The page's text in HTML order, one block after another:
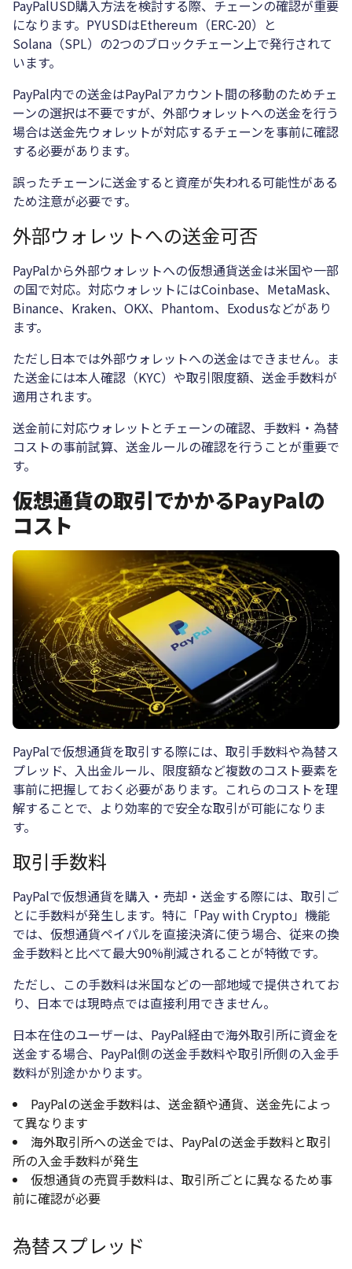
PayPalUSD購入方法を検討する際、チェーンの確認が重要
になります。PYUSDはEthereum（ERC-20）と
Solana（SPL）の2つのブロックチェーン上で発行されて
います。
PayPal内での送金はPayPalアカウント間の移動のためチェ
ーンの選択は不要ですが、外部ウォレットへの送金を行う
場合は送金先ウォレットが対応するチェーンを事前に確認
する必要があります。
誤ったチェーンに送金すると資産が失われる可能性がある
ため注意が必要です。
外部ウォレットへの送金可否
PayPalから外部ウォレットへの仮想通貨送金は米国や一部
の国で対応。対応ウォレットにはCoinbase、MetaMask、
Binance、Kraken、OKX、Phantom、Exodusなどがあり
ます。
ただし日本では外部ウォレットへの送金はできません。ま
た送金には本人確認（KYC）や取引限度額、送金手数料が
適用されます。
送金前に対応ウォレットとチェーンの確認、手数料・為替
コストの事前試算、送金ルールの確認を行うことが重要で
す。
仮想通貨の取引でかかるPayPalの
コスト
PayPalで仮想通貨を取引する際には、取引手数料や為替ス
プレッド、入出金ルール、限度額など複数のコスト要素を
事前に把握しておく必要があります。これらのコストを理
解することで、より効率的で安全な取引が可能になりま
す。
取引手数料
PayPalで仮想通貨を購入・売却・送金する際には、取引ご
とに手数料が発生します。特に「Pay with Crypto」機能
では、仮想通貨ペイパルを直接決済に使う場合、従来の換
金手数料と比べて最大90%削減されることが特徴です。
ただし、この手数料は米国などの一部地域で提供されてお
り、日本では現時点では直接利用できません。
日本在住のユーザーは、PayPal経由で海外取引所に資金を
送金する場合、PayPal側の送金手数料や取引所側の入金手
数料が別途かかります。
PayPalの送金手数料は、送金額や通貨、送金先によっ
て異なります
海外取引所への送金では、PayPalの送金手数料と取引
所の入金手数料が発生
仮想通貨の売買手数料は、取引所ごとに異なるため事
前に確認が必要
為替スプレッド